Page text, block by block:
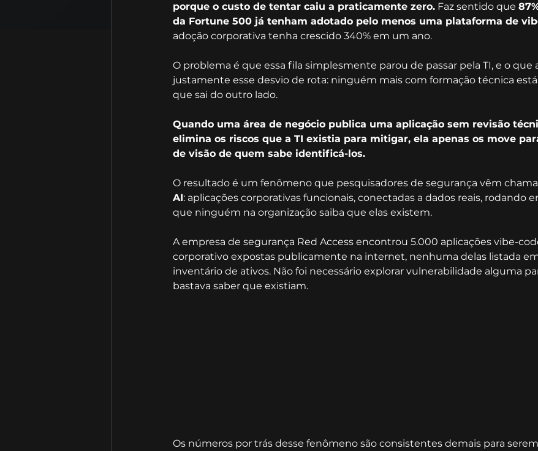
porque o custo de tentar caiu a praticamente zero. Faz sentido que
da Fortune 500 já tenham adotado pelo menos uma plataforma de
adoção corporativa tenha crescido 340% em um ano.
O problema é que essa fila simplesmente parou de passar pela TI, e o que
justamente esse desvio de rota: ninguém mais com formação técnica
que sai do outro lado.
Quando uma área de negócio publica uma aplicação sem revisão
elimina os riscos que a TI existia para mitigar, ela apenas os move
de visão de quem sabe identificá-los.
O resultado é um fenômeno que pesquisadores de segurança vêm
AI: aplicações corporativas funcionais, conectadas a dados reais, rodando
que ninguém na organização saiba que elas existem.
A empresa de segurança Red Access encontrou 5.000 aplicações vibe-
corporativo expostas publicamente na internet, nenhuma delas listada
inventário de ativos. Não foi necessário explorar vulnerabilidade alguma
bastava saber que existiam.
Os números por trás desse fenômeno são consistentes demais para